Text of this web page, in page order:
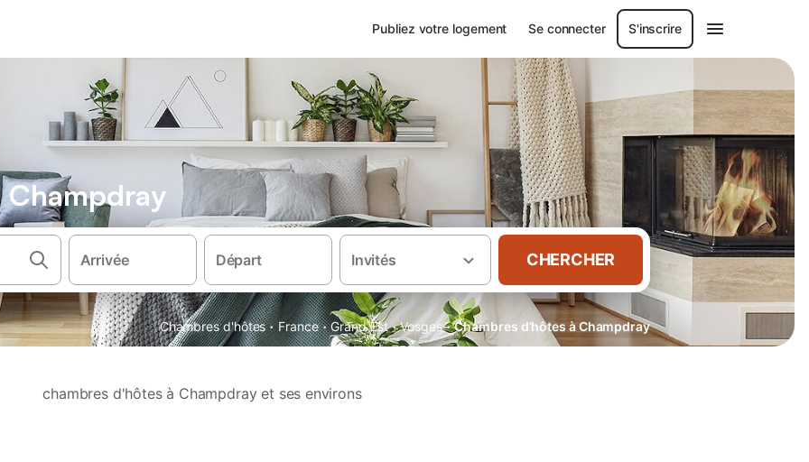
Publiez votre logement Se connecter S'inscrire
Arrivée Départ Invités CHERCHER
Chambres d'hôtes · France · Grand Est · Vosges · Chambres d’hôtes à Champdray
chambres d'hôtes à Champdray et ses environs